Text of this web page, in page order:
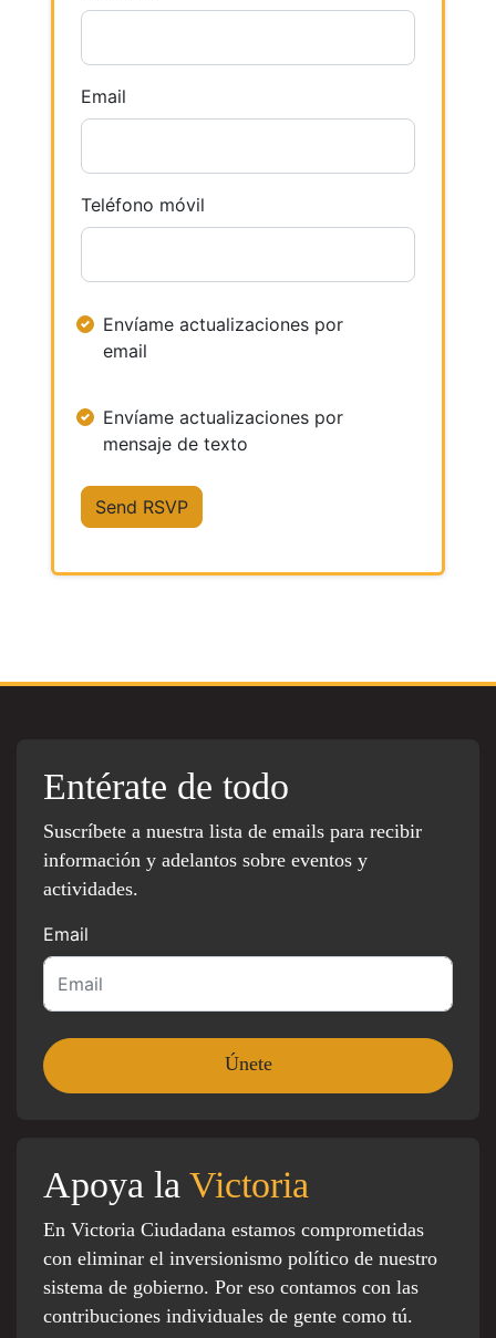
Email
Teléfono móvil
Envíame actualizaciones por
email
Envíame actualizaciones por
mensaje de texto
Entérate de todo
Suscríbete a nuestra lista de emails para recibir
información y adelantos sobre eventos y
actividades.
Email
Apoya la Victoria
En Victoria Ciudadana estamos comprometidas
con eliminar el inversionismo político de nuestro
sistema de gobierno. Por eso contamos con las
contribuciones individuales de gente como tú.